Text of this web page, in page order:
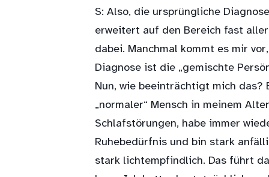
S: Also, die ursprüngliche
erweitert auf den Bereich fast
dabei. Manchmal kommt es mir
Diagnose ist die „gemischte
Nun, wie beeinträchtigt mich
„normaler“ Mensch in meinem
Schlafstörungen, habe immer
Ruhebedürfnis und bin stark
stark lichtempfindlich. Das führt